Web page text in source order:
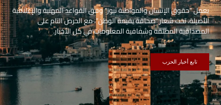
يعمل “حقوق الإنسان والمواطنة نيوز” وفق القواعد المهنية والإعلامية
الأصيلة، تحت شعار “صحافة بقيمة الوطن”، مع الحرص التام على
المصداقية المطلقة وشفافية المعلومات في كل الأخبار.
تابع أخبار الحزب